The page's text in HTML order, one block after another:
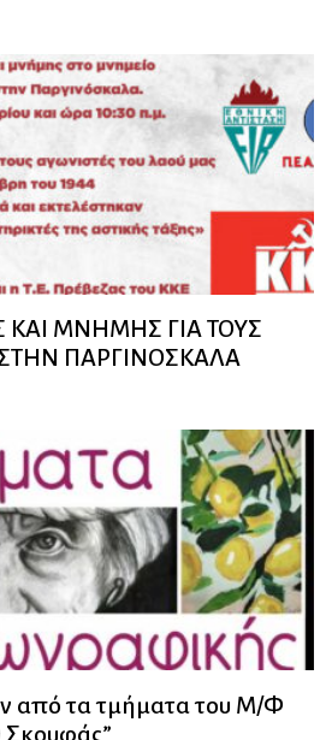
ΜΝΗΜΗΣ ΓΙΑ ΤΟΥΣ
ΠΑΡΓΙΝΟΣΚΑΛΑ
από τα τμήματα του Μ/Φ
Σκουφάς”